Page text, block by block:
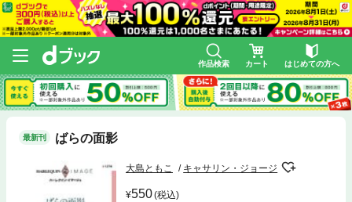
作品検索 カート はじめての方へ
最新刊 ばらの面影
大島ともこ キャサリン・ジョージ
550(税込)